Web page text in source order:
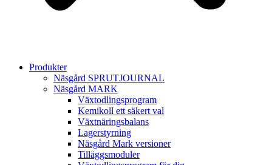
Produkter
Näsgård SPRUTJOURNAL
Näsgård MARK
Växtodlingsprogram
Kemikoll ett säkert val
Växtnäringsbalans
Lagerstyrning
Näsgård Mark versioner
Tilläggsmoduler